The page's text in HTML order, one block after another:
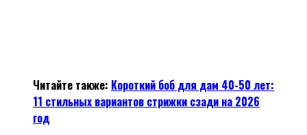
Читайте также: Короткий боб для дам 40-50 лет:
11 стильных вариантов стрижки сзади на 2026
год